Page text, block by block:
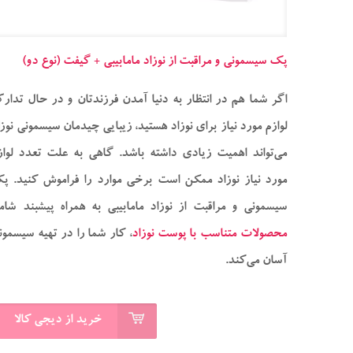
پک سیسمونی و مراقبت از نوزاد مامابیبی + گیفت (نوع دو)
اگر شما هم در انتظار به دنیا آمدن فرزندتان و در حال
لوازم مورد نیاز برای نوزاد هستید، زیبایی چیدمان سیسمونی
می‌تواند اهمیت زیادی داشته باشد. گاهی به علت تعدد
مورد نیاز نوزاد ممکن است برخی موارد را فراموش کنید.
سیسمونی و مراقبت از نوزاد مامابیبی به همراه پیشبند
محصولات متناسب با پوست نوزاد، کار شما را در تهیه
آسان می‌کند.
خرید از دیجی کالا